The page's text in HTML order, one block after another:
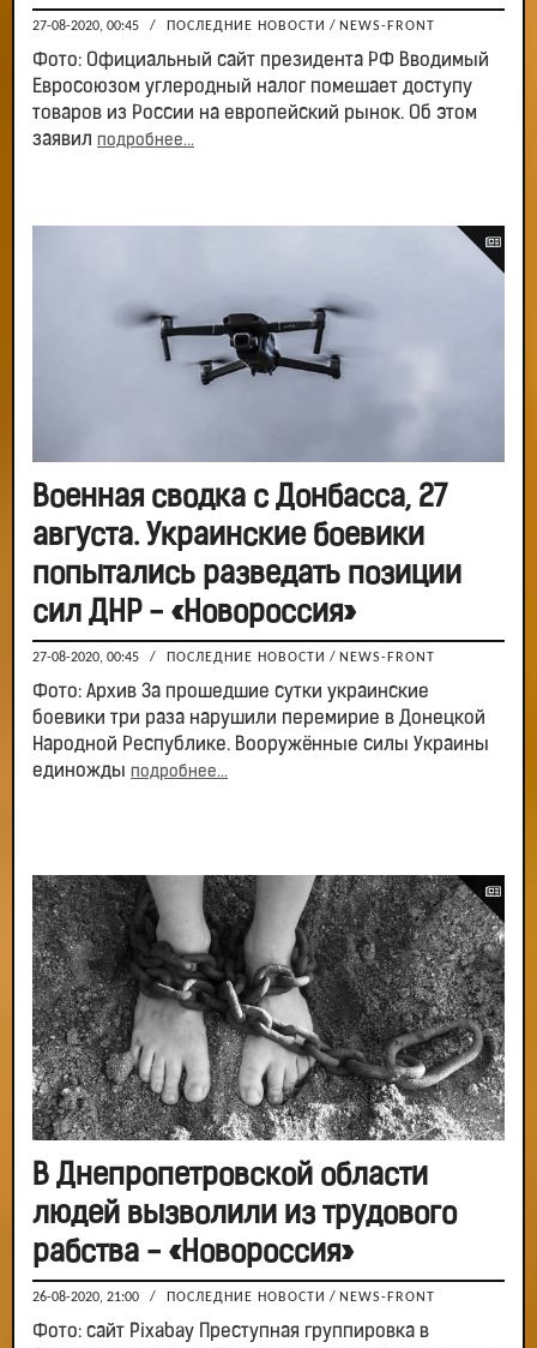
27-08-2020, 00:45 / ПОСЛЕДНИЕ НОВОСТИ / NEWS-FRONT
Фото: Официальный сайт президента РФ Вводимый
Евросоюзом углеродный налог помешает доступу
товаров из России на европейский рынок. Об этом
заявил подробнее...
Военная сводка с Донбасса, 27
августа. Украинские боевики
попытались разведать позиции
сил ДНР - «Новороссия»
27-08-2020, 00:45 / ПОСЛЕДНИЕ НОВОСТИ / NEWS-FRONT
Фото: Архив За прошедшие сутки украинские
боевики три раза нарушили перемирие в Донецкой
Народной Республике. Вооружённые силы Украины
единожды подробнее...
В Днепропетровской области
людей вызволили из трудового
рабства - «Новороссия»
26-08-2020, 21:00 / ПОСЛЕДНИЕ НОВОСТИ / NEWS-FRONT
Фото: сайт Pixabay Преступная группировка в